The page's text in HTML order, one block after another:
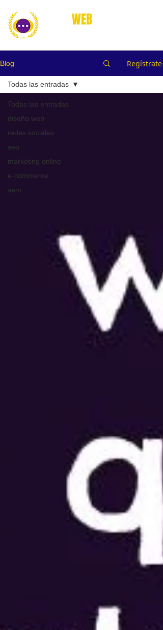
WEB
Blog Regístrate
Todas las entradas
diseño web
redes sociales
seo
marketing online
e-commerce
sem
Todas las entradas